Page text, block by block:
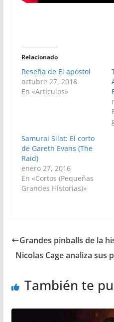
Relacionado
Reseña de El apóstol
octubre 27, 2018
En «Artículos»
Samurai Silat: El corto
de Gareth Evans (The
Raid)
enero 27, 2016
En «Cortos (Pequeñas
Grandes Historias)»
Grandes pinballs de la
Nicolas Cage analiza sus
También te